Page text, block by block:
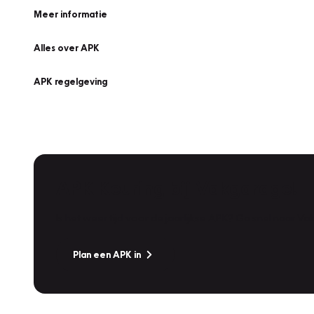
Meer informatie
Alles over APK
APK regelgeving
Plan een APK in